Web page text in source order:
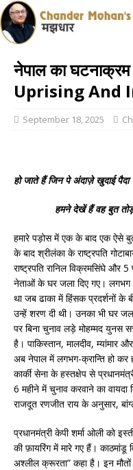
नेपाल का
Uprising And
September 18, 2025
हो जाते हैं जिन पे अंदाज़े खुदाई पैदा
हमने देखें हैं वह बुत तोड़
हमारे पड़ोस में एक के बाद एक ऐसे
के बाद श्रीलंका के राष्ट्रपति
राष्ट्रपति रानिल विक्रमसिंघे और
नेताओं के घर जला दिए गए। लगभग
था जब ढाका में हिंसक प्रदर्शनों के
उन्हें शरण दी थी। उनका भी घर
पर बिना चुनाव लड़े मोहम्मद युनस
है। पाकिस्तान, मालदीव, म्यांमार
अब नेपाल में लगभग-क्रान्ति हो
कार्की सेना के हस्तक्षेप से
6 महीने में चुनाव करवाने का वायदा
राजदूत रणजीत राय के अनुसार,
प्रधानमंत्री केपी शर्मा ओली को
की फ़ायरिंग में मारे गए हैं।
अश्लील क्रूरता” कहा है। इन